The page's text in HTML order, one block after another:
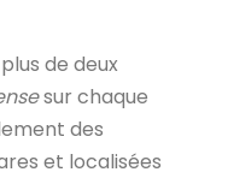
de deux
sur chaque
des
et localisées